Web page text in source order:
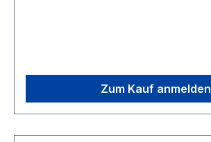
Zum Kauf anmelden